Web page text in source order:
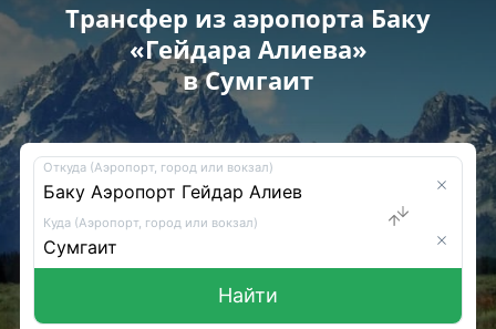
Трансфер из аэропорта Баку
«Гейдара Алиева»
в Сумгаит
Откуда (Аэропорт, город или вокзал)
Куда (Аэропорт, город или вокзал)
Найти